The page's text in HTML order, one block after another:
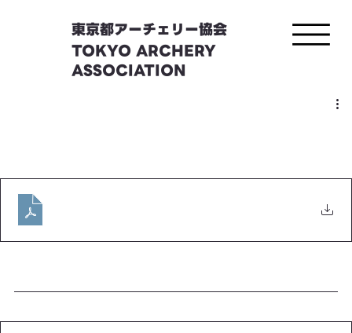
東京都アーチェリー協会
TOKYO ARCHERY
ASSOCIATION